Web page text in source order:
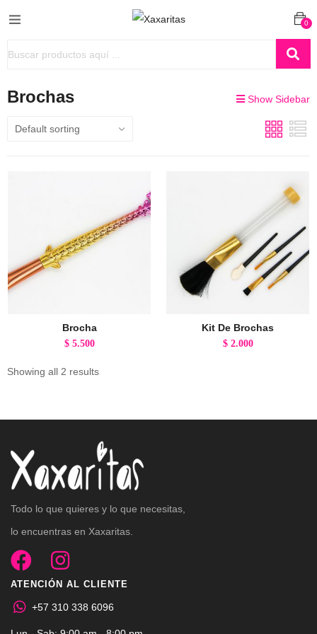
0
Brochas Show Sidebar
Brocha
$5.500
Kit De Brochas
$2.000
Showing all 2 results
Todo lo que quieres y lo que necesitas,
lo encuentras en Xaxaritas.
ATENCIÓN AL CLIENTE
+57 310 338 6096